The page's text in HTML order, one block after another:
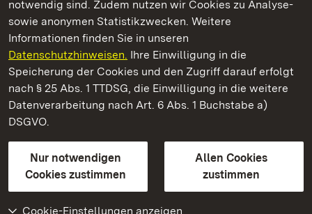
notwendig sind. Zudem nutzen wir Cookies zu Analyse-
sowie anonymen Statistikzwecken. Weitere
Informationen finden Sie in unseren
Datenschutzhinweisen. Ihre Einwilligung in die
Speicherung der Cookies und den Zugriff darauf erfolgt
nach § 25 Abs. 1 TTDSG, die Einwilligung in die weitere
Datenverarbeitung nach Art. 6 Abs. 1 Buchstabe a)
DSGVO.
Nur notwendigen
Cookies zustimmen
Allen Cookies
zustimmen
Cookie-Einstellungen anzeigen
Staatliche Schlösser und Gärten Baden‑Württemberg
Staatliche Schlösser und Gärten Baden-Württemberg
Kontakt
GebärdenspracheLeichte Sprache
Erklärung zur Barrierefreiheit
BITV-konform (geprüfte Seiten)